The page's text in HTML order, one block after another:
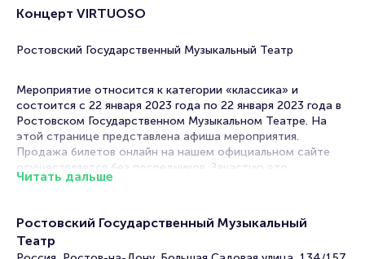
Концерт VIRTUOSO
Ростовский Государственный Музыкальный Театр
Мероприятие относится к категории «классика» и
состоится с 22 января 2023 года по 22 января 2023 года в
Ростовском Государственном Музыкальном Театре. На
этой странице представлена афиша мероприятия.
Продажа билетов онлайн на нашем официальном сайте
осуществляется без посредников. Зачастую это
единственная возможность достать билет на классику.
любимы слушателями. Классика – музыка для души. Она
успокаивает, помогает расслабиться или наоборот,
Читать дальше
Ростовский Государственный Музыкальный
Театр